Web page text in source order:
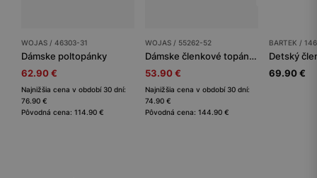
WOJAS / 46303-31
Dámske poltopánky
62.90 €
Najnižšia cena v období 30 dní:
76.90 €
Pôvodná cena: 114.90 €
WOJAS / 55262-52
Dámske členkové topánky
53.90 €
Najnižšia cena v období 30 dní:
74.90 €
Pôvodná cena: 144.90 €
BARTEK /
69.90 €